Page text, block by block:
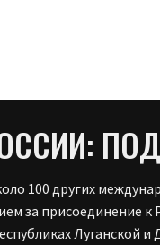
100 других
за присоединение
Луганской